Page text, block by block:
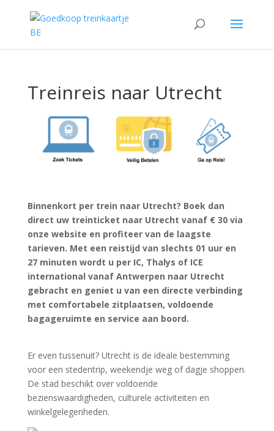
Treinreis naar Utrecht
Binnenkort per trein naar Utrecht? Boek dan
direct uw treinticket naar Utrecht vanaf € 30 via
onze website en profiteer van de laagste
tarieven. Met een reistijd van slechts 01 uur en
27 minuten wordt u per IC, Thalys of ICE
international vanaf Antwerpen naar Utrecht
gebracht en geniet u van een directe verbinding
met comfortabele zitplaatsen, voldoende
bagageruimte en service aan boord.
Er even tussenuit? Utrecht is de ideale bestemming
voor een stedentrip, weekendje weg of dagje shoppen.
De stad beschikt over voldoende
bezienswaardigheden, culturele activiteiten en
winkelgelegenheden.